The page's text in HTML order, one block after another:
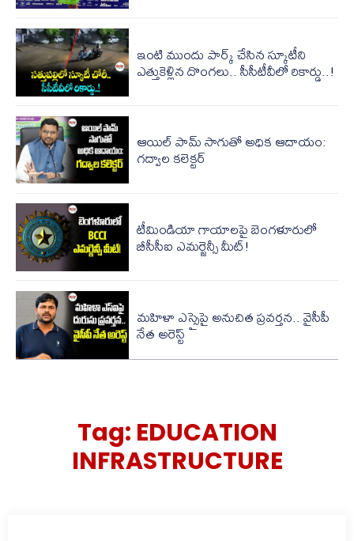
ఇంటి ముందు పార్క్ చేసిన స్కూటీని
ఎత్తుకెళ్లిన దొంగలు.. సీసీటీవీలో రికార్డు..!
ఆయిల్ పామ్ సాగుతో అధిక ఆదాయం:
గద్వాల కలెక్టర్
టీమిండియా గాయాలపై బెంగళూరులో
బీసీసీఐ ఎమర్జెన్సీ మీట్!
మహిళా ఎస్సైపై అనుచిత ప్రవర్తన.. వైసీపీ
నేత అరెస్ట్
Tag: EDUCATION
INFRASTRUCTURE